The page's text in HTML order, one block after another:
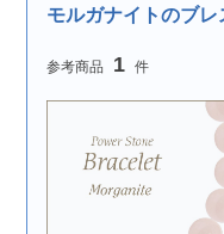
モルガナイトのブ
1